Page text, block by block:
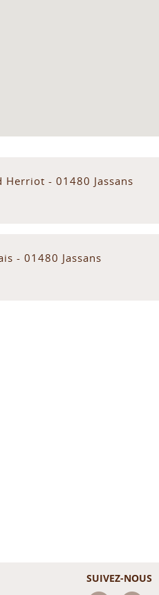
Herriot - 01480 Jassans
- 01480 Jassans
SUIVEZ-NOUS